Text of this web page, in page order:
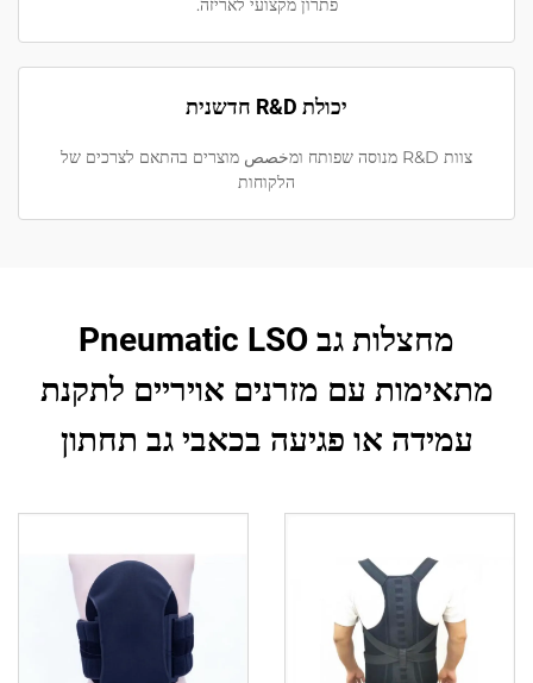
פתרון מקצועי לאריזה.
יכולת R&D חדשנית
צוות R&D מנוסה שפותח ומخصص מוצרים בהתאם לצרכים של
הלקוחות
מחצלות גב Pneumatic LSO
מתאימות עם מזרנים אויריים לתקנת
עמידה או פגיעה בכאבי גב תחתון